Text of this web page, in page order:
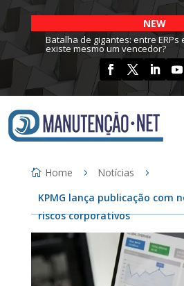
NEW
Batalha de gigantes: entre ERPs
existe mesmo um vencedor?
Home
Notícias
KPMG lança publicação com
riscos corporativos